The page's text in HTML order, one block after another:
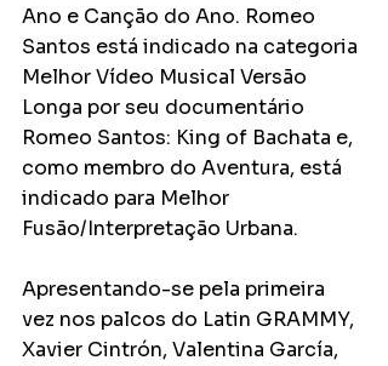
Ano e Canção do Ano. Romeo
Santos está indicado na categoria
Melhor Vídeo Musical Versão
Longa por seu documentário
Romeo Santos: King of Bachata e,
como membro do Aventura, está
indicado para Melhor
Fusão/Interpretação Urbana.
Apresentando-se pela primeira
vez nos palcos do Latin GRAMMY,
Xavier Cintrón, Valentina García,